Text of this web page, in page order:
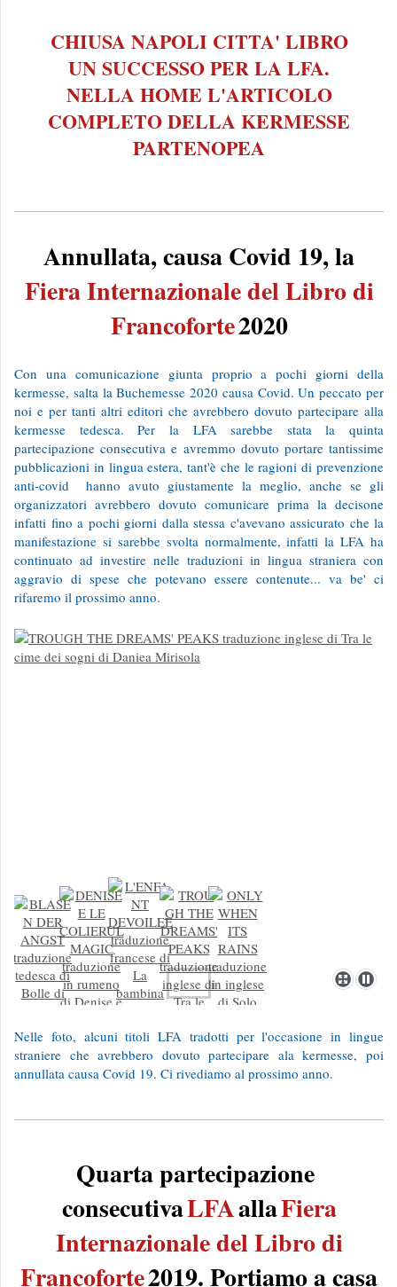
CHIUSA NAPOLI CITTA' LIBRO
UN SUCCESSO PER LA LFA.
NELLA HOME L'ARTICOLO
COMPLETO DELLA KERMESSE
PARTENOPEA
Annullata, causa Covid 19, la
Fiera Internazionale del Libro di
Francoforte2020
Con una comunicazione giunta proprio a pochi giorni della
kermesse, salta la Buchemesse 2020 causa Covid. Un peccato per
noi e per tanti altri editori che avrebbero dovuto partecipare alla
kermesse tedesca. Per la LFA sarebbe stata la quinta
partecipazione consecutiva e avremmo dovuto portare tantissime
pubblicazioni in lingua estera, tant'è che le ragioni di prevenzione
anti-covid hanno avuto giustamente la meglio, anche se gli
organizzatori avrebbero dovuto comunicare prima la decisone
infatti fino a pochi giorni dalla stessa c'avevano assicurato che la
manifestazione si sarebbe svolta normalmente, infatti la LFA ha
continuato ad investire nelle traduzioni in lingua straniera con
aggravio di spese che potevano essere contenute... va be' ci
rifaremo il prossimo anno.
Nelle foto, alcuni titoli LFA tradotti per l'occasione in lingue
straniere che avrebbero dovuto partecipare ala kermesse, poi
annullata causa Covid 19. Ci rivediamo al prossimo anno.
Quarta partecipazione
consecutivaLFAallaFiera
Internazionale del Libro di
Francoforte2019. Portiamo a casa